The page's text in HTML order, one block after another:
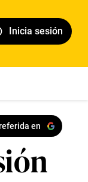
Inicia sesión
en